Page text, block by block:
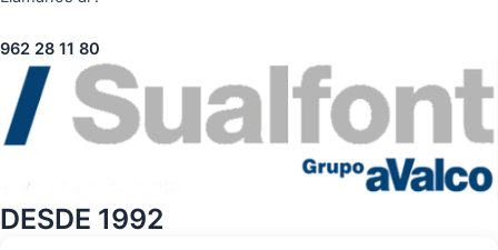
962 28 11 80
DESDE 1992